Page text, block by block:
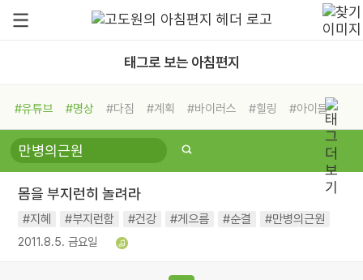
태그로 보는 아침편지
#유튜브 #명상 #다짐 #계획 #바이러스 #힐링
#아이들
#비전캠프
#독서캠프 #삶
#희망
#나눔 #친구 #링컨학교
#독서
#건강 #면역력
몸을 부지런히 놀려라
#지혜 #부지런함 #건강 #게으름 #순결 #만병의근원
2011.8.5. 금요일